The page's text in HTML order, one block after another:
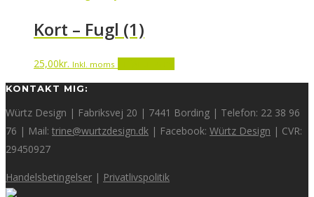
Kort – Fugl (1)
25,00kr. Inkl. moms
KONTAKT MIG:
Würtz Design | Fabriksvej 20 | 7441 Bording | Telefon: 22 38 96
76 | Mail: trine@wurtzdesign.dk | Facebook: Würtz Design | CVR:
29450927
Handelsbetingelser | Privatlivspolitik